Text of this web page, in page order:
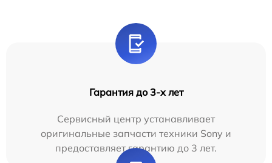
Гарантия до 3-х лет
Сервисный центр устанавливает
оригинальные запчасти техники Sony и
предоставляет гарантию до 3 лет.